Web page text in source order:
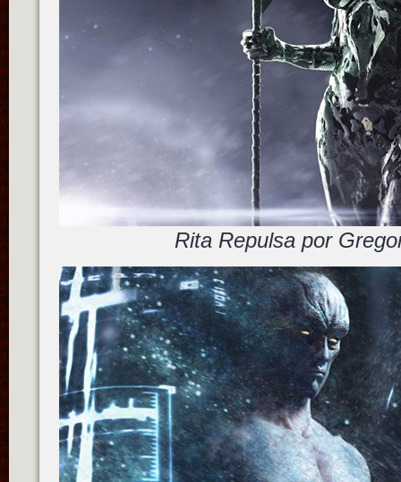
Rita Repulsa por